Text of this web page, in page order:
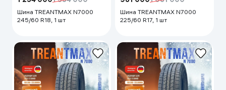
Шина TREANTMAX N7000
245/60 R18, 1 шт
Шина TREANTMAX N7000
225/60 R17, 1 шт